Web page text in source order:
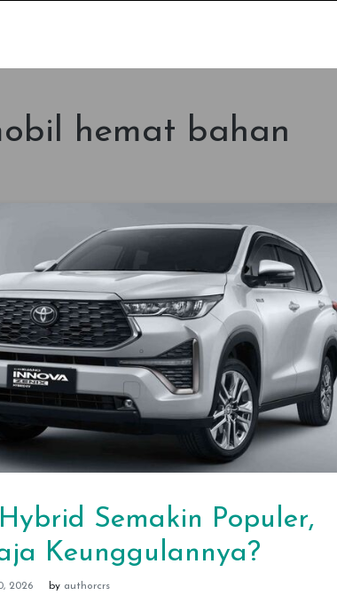
Memenuhi
hemat bahan
Semakin Populer,
Keunggulannya?
2026 by authorcrs